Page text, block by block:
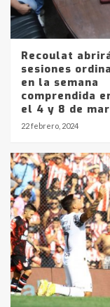
Recoulat
sesiones
en la semana
comprendida
el 4 y 8 de
22 febrero, 2024
4
5
Los
La